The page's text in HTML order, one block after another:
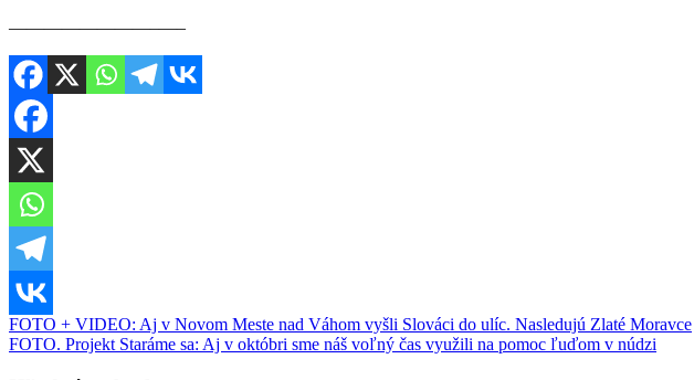
————————–—–
Navigácia
v
FOTO + VIDEO: Aj v Novom Meste nad Váhom vyšli Slováci do ulíc. Nasledujú Zlaté Moravce
FOTO. Projekt Staráme sa: Aj v októbri sme náš voľný čas využili na pomoc ľuďom v núdzi